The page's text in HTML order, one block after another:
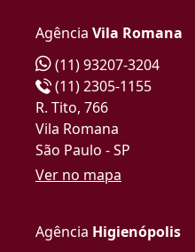
Agência Vila Romana
(11) 93207-3204
(11) 2305-1155
R. Tito, 766
Vila Romana
São Paulo - SP
Ver no mapa
Agência Higienópolis